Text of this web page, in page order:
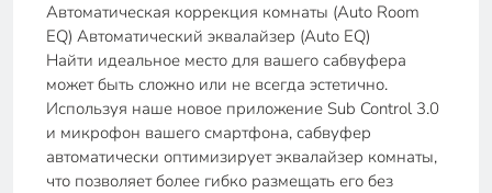
Автоматическая коррекция комнаты (Auto Room
EQ) Автоматический эквалайзер (Auto EQ)
Найти идеальное место для вашего сабвуфера
может быть сложно или не всегда эстетично.
Используя наше новое приложение Sub Control 3.0
и микрофон вашего смартфона, сабвуфер
автоматически оптимизирует эквалайзер комнаты,
что позволяет более гибко размещать его без